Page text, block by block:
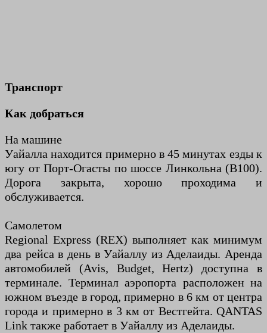
Транспорт
Как добраться
На машине
Уайалла находится примерно в 45 минутах езды к
югу от Порт-Огасты по шоссе Линкольна (B100).
Дорога закрыта, хорошо проходима и
обслуживается.
Самолетом
Regional Express (REX) выполняет как минимум
два рейса в день в Уайаллу из Аделаиды. Аренда
автомобилей (Avis, Budget, Hertz) доступна в
терминале. Терминал аэропорта расположен на
южном въезде в город, примерно в 6 км от центра
города и примерно в 3 км от Вестгейта. QANTAS
Link также работает в Уайаллу из Аделаиды.